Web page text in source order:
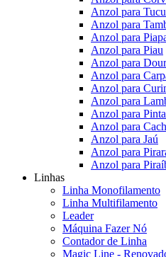
Anzol para
Anzol para
Anzol para
Anzol para Piau
Anzol para
Anzol para
Anzol para
Anzol para
Anzol para
Anzol para
Anzol para Jaú
Anzol para
Anzol para
Linhas
Linha Monofilamento
Linha Multifilamento
Leader
Máquina Fazer Nó
Contador de Linha
Magic Line -